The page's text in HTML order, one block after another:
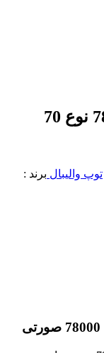
توپ والیبال برند :